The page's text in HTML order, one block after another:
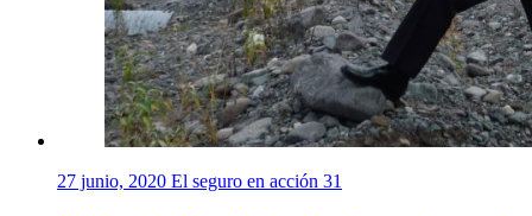
27 junio, 2020 El seguro en acción 31